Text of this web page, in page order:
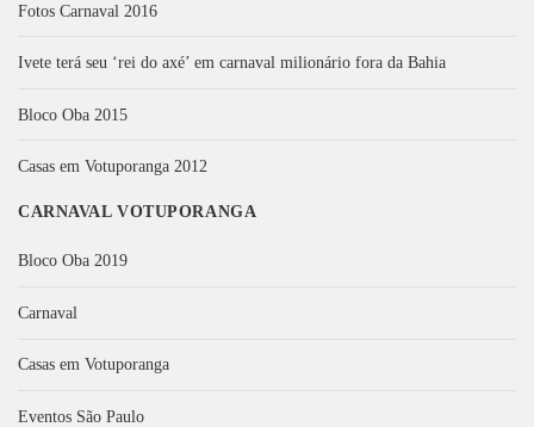
Fotos Carnaval 2016
Ivete terá seu ‘rei do axé’ em carnaval milionário fora da Bahia
Bloco Oba 2015
Casas em Votuporanga 2012
CARNAVAL VOTUPORANGA
Bloco Oba 2019
Carnaval
Casas em Votuporanga
Eventos São Paulo